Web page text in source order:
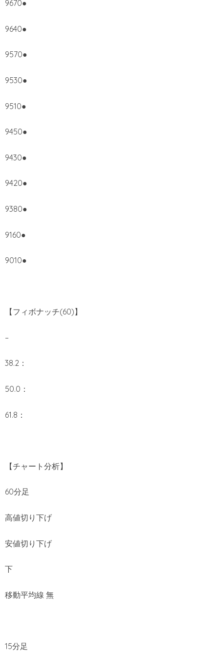
9670●
9640●
9570●
9530●
9510●
9450●
9430●
9420●
9380●
9160●
9010●
【フィボナッチ(60)】
–
38.2：
50.0：
61.8：
【チャート分析】
60分足
高値切り下げ
安値切り下げ
下
移動平均線 無
15分足